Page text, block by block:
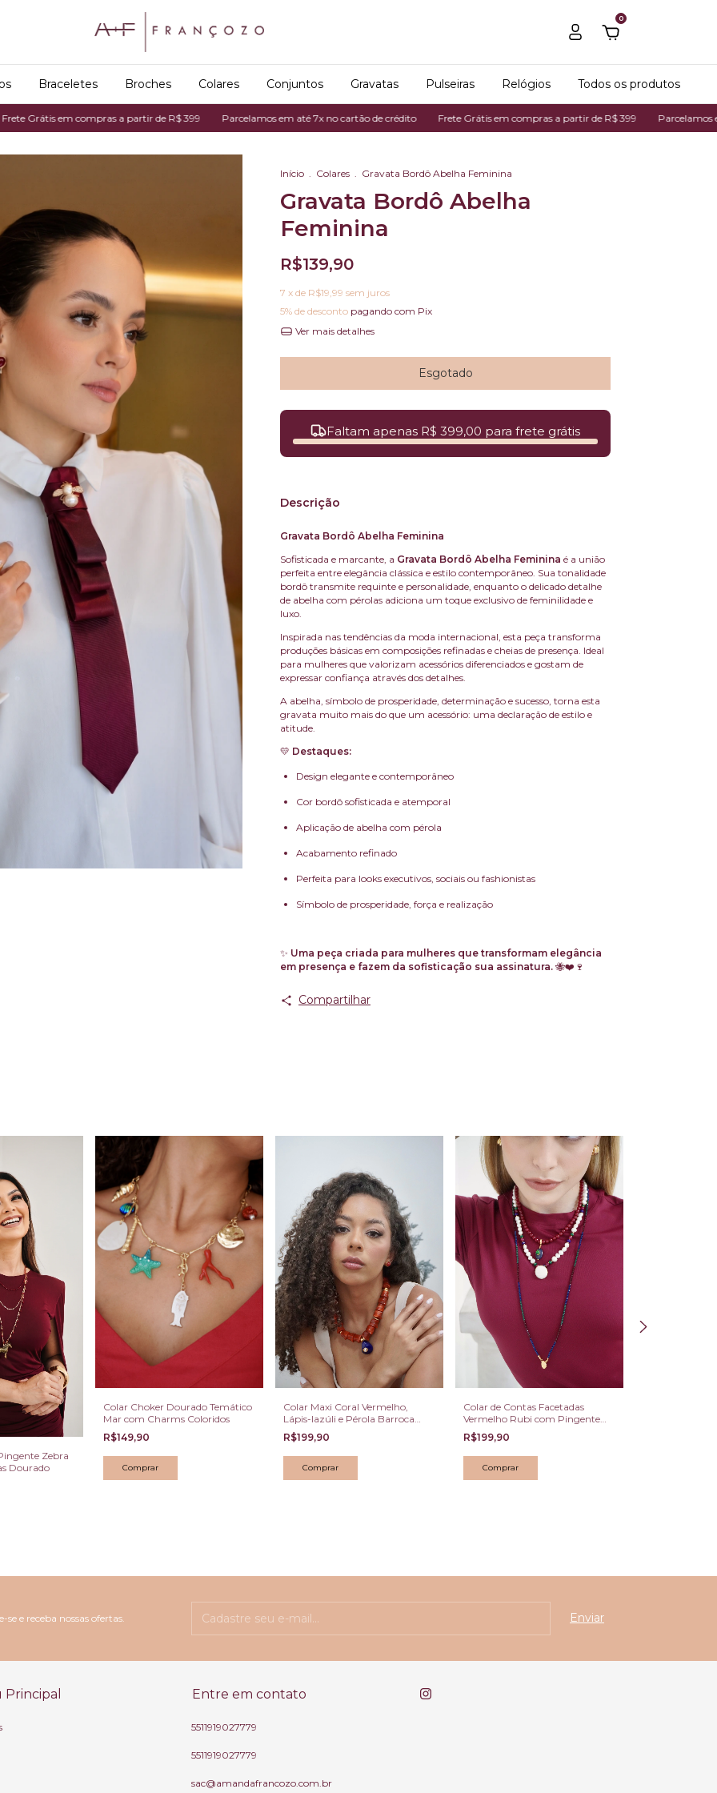
0
Braceletes Broches Colares Conjuntos Gravatas Pulseiras Relógios Todos os produtos
em compras a partir de R$ 399 Parcelamos em até 7x no cartão de crédito Frete Grátis em compras a partir de R$ 399 Parcelamos em até 7x
Início . Colares . Gravata Bordô Abelha Feminina
Gravata Bordô Abelha
Feminina
R$139,90
7 x de R$19,99 sem juros
5% de desconto pagando com Pix
Ver mais detalhes
Faltam apenas R$ 399,00 para frete grátis
Descrição
Gravata Bordô Abelha Feminina
Sofisticada e marcante, a Gravata Bordô Abelha Feminina é a união
perfeita entre elegância clássica e estilo contemporâneo. Sua tonalidade
bordô transmite requinte e personalidade, enquanto o delicado detalhe
de abelha com pérolas adiciona um toque exclusivo de feminilidade e
luxo.
Inspirada nas tendências da moda internacional, esta peça transforma
produções básicas em composições refinadas e cheias de presença. Ideal
para mulheres que valorizam acessórios diferenciados e gostam de
expressar confiança através dos detalhes.
A abelha, símbolo de prosperidade, determinação e sucesso, torna esta
gravata muito mais do que um acessório: uma declaração de estilo e
atitude.
💛 Destaques:
Design elegante e contemporâneo
Cor bordô sofisticada e atemporal
Aplicação de abelha com pérola
Acabamento refinado
Perfeita para looks executivos, sociais ou fashionistas
Símbolo de prosperidade, força e realização
✨ Uma peça criada para mulheres que transformam elegância
em presença e fazem da sofisticação sua assinatura. 🐝❤️🍷
Compartilhar
Zebra
Dourado
Colar Choker Dourado Temático
Mar com Charms Coloridos
R$149,90
Colar Maxi Coral Vermelho,
Lápis-lazúli e Pérola Barroca
Dourado
R$199,90
Colar de Contas Facetadas
Vermelho Rubi com Pingente
Gota Azul e Zircônia Verde
R$199,90
se e receba nossas ofertas.
Principal Entre em contato
5511919027779
5511919027779
sac@amandafrancozo.com.br